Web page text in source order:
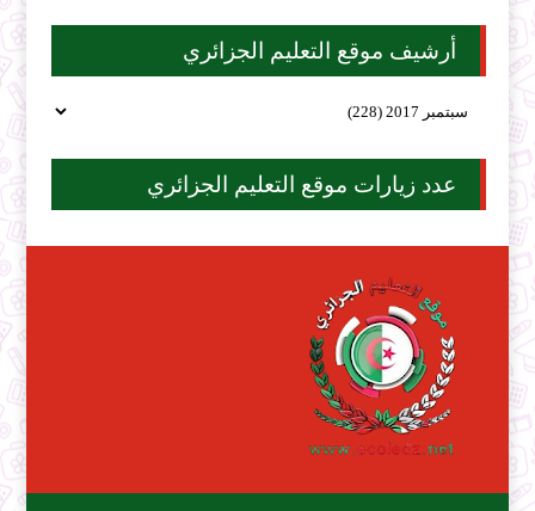
أرشيف موقع التعليم الجزائري
عدد زيارات موقع التعليم الجزائري